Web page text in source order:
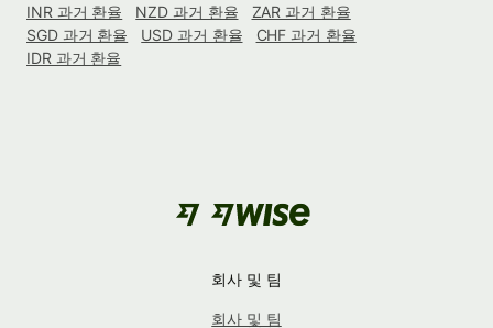
INR 과거 환율
NZD 과거 환율
ZAR 과거 환율
SGD 과거 환율
USD 과거 환율
CHF 과거 환율
IDR 과거 환율
회사 및 팀
회사 및 팀